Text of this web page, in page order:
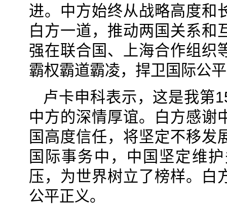
进。中方始终从战略高度和
白方一道，推动两国关系和
强在联合国、上海合作组织
霸权霸道霸凌，捍卫国际公
卢卡申科表示，这是我第
中方的深情厚谊。白方感谢
国高度信任，将坚定不移发
国际事务中，中国坚定维
压，为世界树立了榜样。白
公平正义。